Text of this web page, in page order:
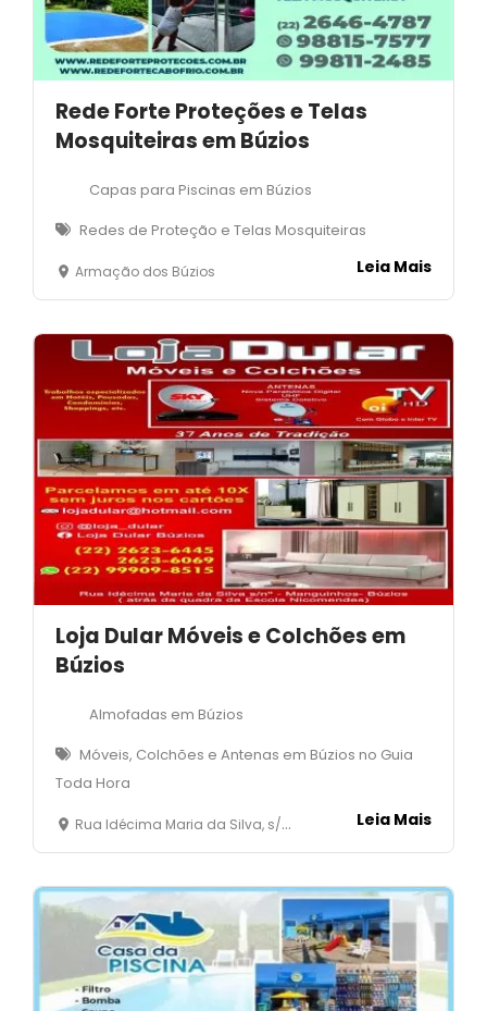
Rede Forte Proteções e Telas
Mosquiteiras em Búzios
Capas para Piscinas em Búzios
Redes de Proteção e Telas Mosquiteiras
Armação dos Búzios Leia Mais
Loja Dular Móveis e Colchões em
Búzios
Almofadas em Búzios
Móveis, Colchões e Antenas em Búzios no Guia
Toda Hora
Rua Idécima Maria da Silva, s/nº- Manguinhos - Armação dos Búzios - RJ Leia Mais